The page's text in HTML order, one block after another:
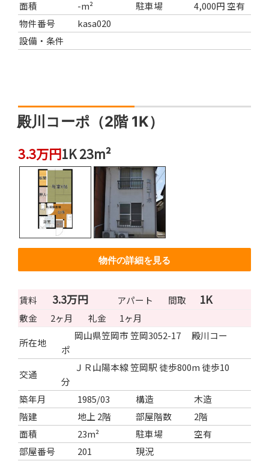
面積
-m² 駐車場
4,000円 空有
物件番号
kasa020
設備・条件
殿川コーポ（2階 1K）
3.3万円1K 23m²
物件の詳細を見る
賃料 3.3万円 アパート 間取 1K
敷金 2ヶ月 礼金
1ヶ月
所在地
岡山県笠岡市 笠岡3052-17 殿川コー
ポ
交通
ＪＲ山陽本線 笠岡駅 徒歩800m 徒歩10
分
築年月
1985/03 構造
木造
階建
地上 2階 部屋階数
2階
面積
23m² 駐車場
空有
部屋番号
201
現況